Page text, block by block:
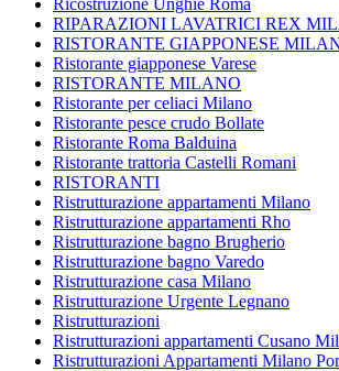
Ricostruzione Unghie Roma
RIPARAZIONI LAVATRICI REX
RISTORANTE GIAPPONESE
Ristorante giapponese Varese
RISTORANTE MILANO
Ristorante per celiaci Milano
Ristorante pesce crudo Bollate
Ristorante Roma Balduina
Ristorante trattoria Castelli Romani
RISTORANTI
Ristrutturazione appartamenti Milano
Ristrutturazione appartamenti Rho
Ristrutturazione bagno Brugherio
Ristrutturazione bagno Varedo
Ristrutturazione casa Milano
Ristrutturazione Urgente Legnano
Ristrutturazioni
Ristrutturazioni appartamenti Cusano
Ristrutturazioni Appartamenti Milano